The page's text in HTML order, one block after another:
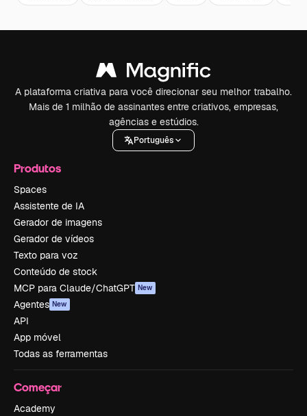
A plataforma criativa para você direcionar seu melhor trabalho.
Mais de 1 milhão de assinantes entre criativos, empresas,
agências e estúdios.
Português
Produtos
Spaces
Assistente de IA
Gerador de imagens
Gerador de vídeos
Texto para voz
Conteúdo de stock
MCP para Claude/ChatGPT New
Agentes New
API
App móvel
Todas as ferramentas
Começar
Academy